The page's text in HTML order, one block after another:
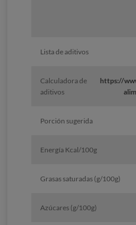
Lista de aditivos
Calculadora de
aditivos
https://
Porción sugerida
Energía Kcal/100g
Grasas saturadas (g/100g)
Azúcares (g/100g)